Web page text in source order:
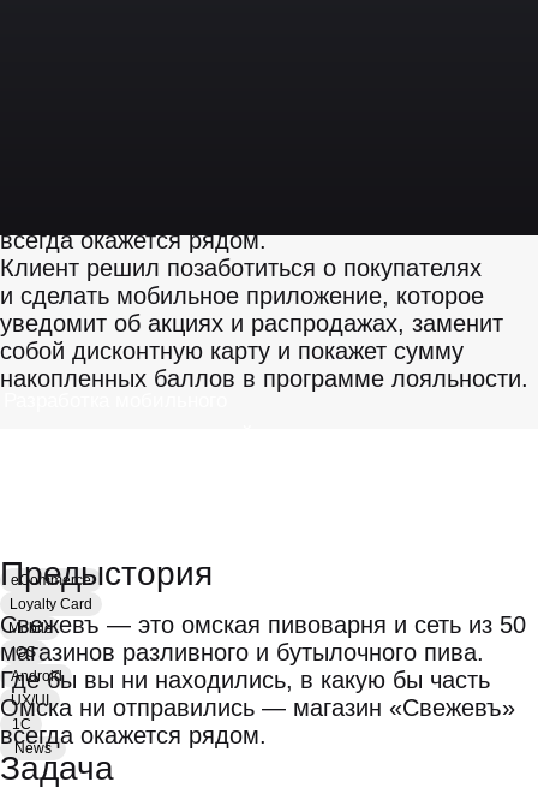
eCommerce
Loyalty Card
Mobile
iOS
Android
UX/UI
1С
News
всегда окажется рядом.
Клиент решил позаботиться о покупателях
и сделать мобильное приложение, которое
уведомит об акциях и распродажах, заменит
собой дисконтную карту и покажет сумму
накопленных баллов в программе лояльности.
Предыстория
Свежевъ — это омская пивоварня и сеть из 50
магазинов разливного и бутылочного пива.
Где бы вы ни находились, в какую бы часть
Омска ни отправились — магазин «Свежевъ»
всегда окажется рядом.
Задача